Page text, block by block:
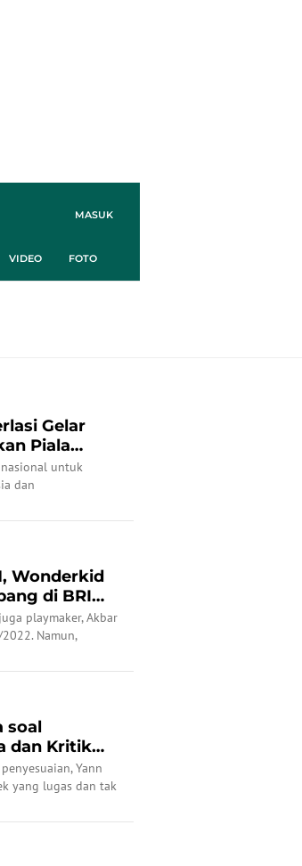
MASUK
VIDEO FOTO
Gelar
Piala
untuk
dan
Wonderkid
di BRI
playmaker, Akbar
Namun,
bola Indonesia itu.
soal
dan Kritik
Yann
yang lugas dan tak